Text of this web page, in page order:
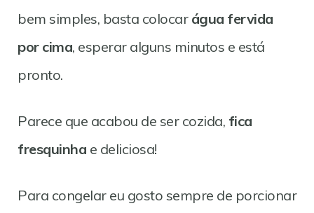
bem simples, basta colocarágua fervida
por cima, esperar alguns minutos e está
pronto.
Parece que acabou de ser cozida, fica
fresquinha e deliciosa!
Para congelar eu gosto sempre de porcionar